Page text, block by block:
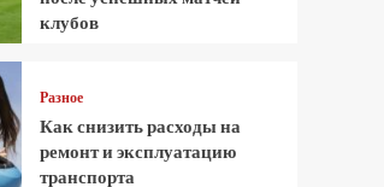
клубов
Разное
Как снизить расходы на
ремонт и эксплуатацию
транспорта